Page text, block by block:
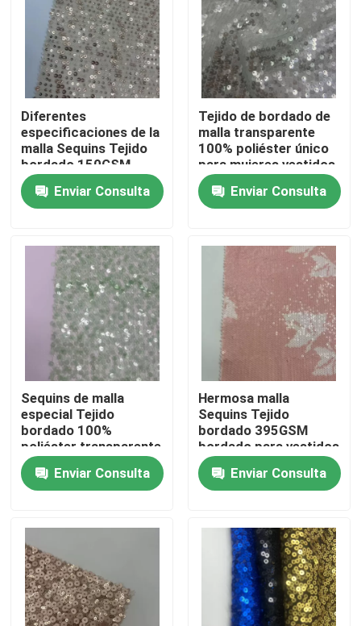
En casa
Productos
Los vídeos
Sobre nosotros
Recorrido por la fábrica
Control de calidad
Contacta con nosotros
Terry Fabric francés
Tela viscosa de lino
Diferentes
especificaciones de la
malla Sequins Tejido
bordado 150GSM
bordado para mujeres
vestidosEnviar Consulta
Tejido de bordado de
malla transparente
100% poliéster único
para mujeres vestidos
de fiesta
Enviar Consulta
Sequins de malla
especial Tejido
bordado 100%
poliéster transparente
verde único para
mujeres vestidos de
fiesta
Enviar Consulta
Hermosa malla
Sequins Tejido
bordado 395GSM
bordado para vestidos
de fiesta
Enviar Consulta